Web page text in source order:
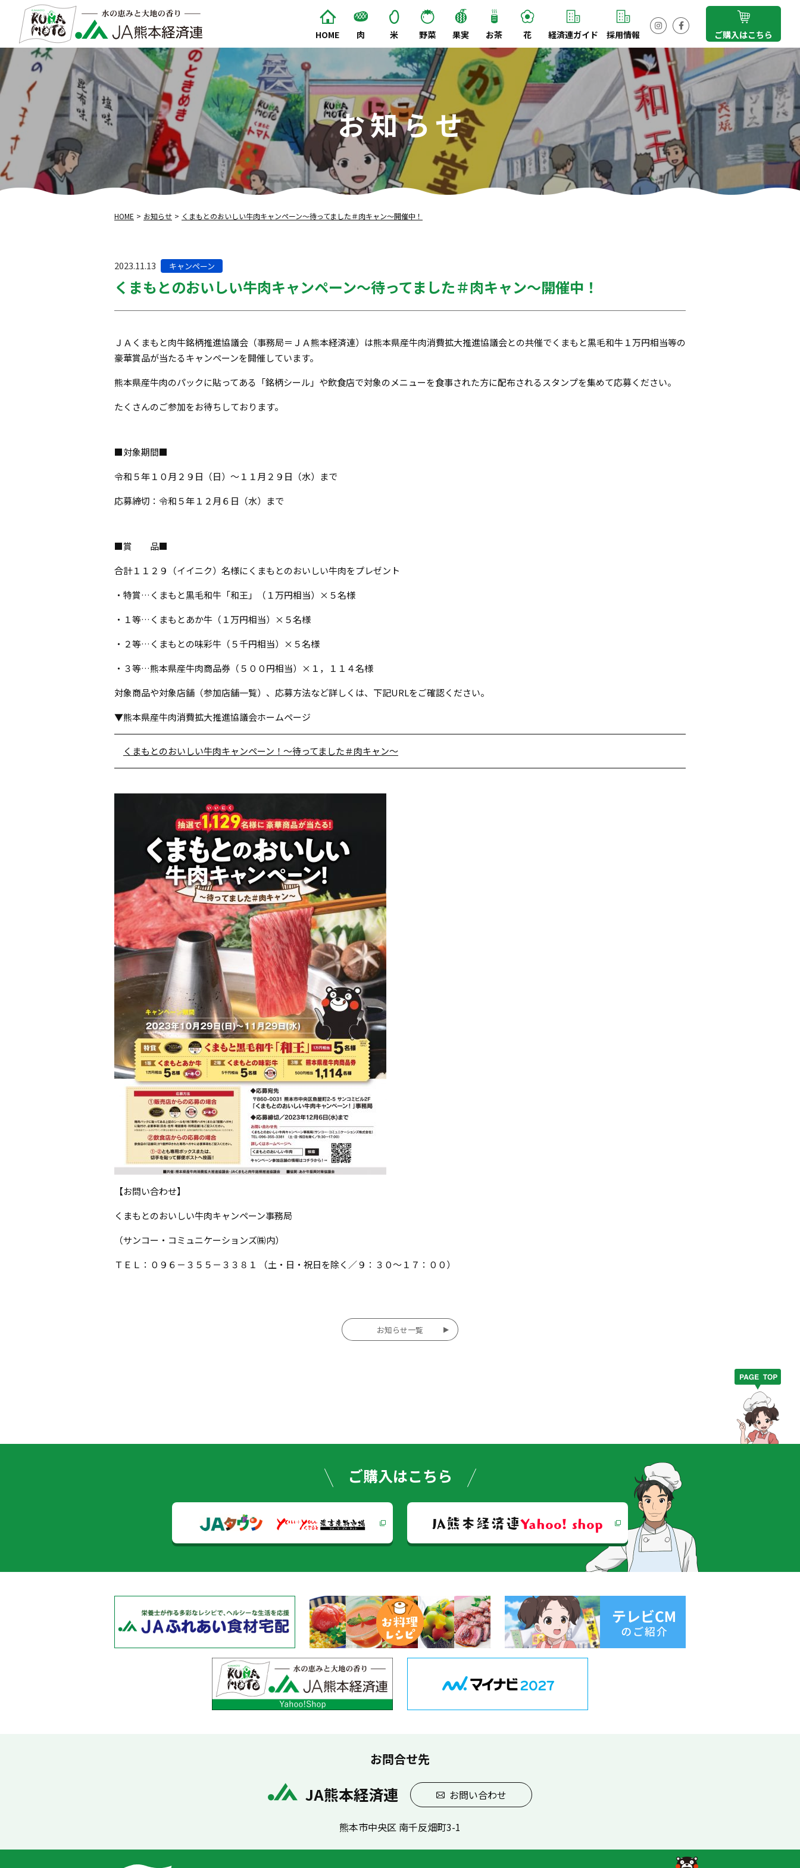
HOME 肉 米 野菜 果実 お茶 花 経済連ガイド 採用情報 ご購入はこちら
InstagramFacebook
お知らせ
HOME お知らせ くまもとのおいしい牛肉キャンペーン～待ってました＃肉キャン～開催中！
2023.11.13 カ
テ
ゴ
リー:
キャンペーン
くまもとのおいしい牛肉キャンペーン～待ってました＃肉キャン～開催中！
ＪＡくまもと肉牛銘柄推進協議会（事務局＝ＪＡ熊本経済連）は熊本県産牛肉消費拡大推進協議会との共催でくまもと黒毛和牛１万円相当等の
豪華賞品が当たるキャンペーンを開催しています。
熊本県産牛肉のパックに貼ってある「銘柄シール」や飲食店で対象のメニューを食事された方に配布されるスタンプを集めて応募ください。
たくさんのご参加をお待ちしております。
■対象期間■
令和５年１０月２９日（日）～１１月２９日（水）まで
応募締切：令和５年１２月６日（水）まで
■賞 品■
合計１１２９（イイニク）名様にくまもとのおいしい牛肉をプレゼント
・特賞…くまもと黒毛和牛「和王」（１万円相当）×５名様
・１等…くまもとあか牛（１万円相当）×５名様
・２等…くまもとの味彩牛（５千円相当）×５名様
・３等…熊本県産牛肉商品券（５００円相当）×１，１１４名様
対象商品や対象店舗（参加店舗一覧）、応募方法など詳しくは、下記URLをご確認ください。
▼熊本県産牛肉消費拡大推進協議会ホームページ
くまもとのおいしい牛肉キャンペーン！～待ってました＃肉キャン～
【お問い合わせ】
くまもとのおいしい牛肉キャンペーン事務局
（サンコー・コミュニケーションズ㈱内）
ＴＥＬ：０９６－３５５－３３８１ （土・日・祝日を除く／９：３０～１７：００）
ビ
ゲー
ショ
ン
お知らせ一覧
ご購入はこちら
JA熊本経済連Yahoo! shop
お問合せ先
JA熊本経済連 お問い合わせ
熊本市中央区 南千反畑町3-1